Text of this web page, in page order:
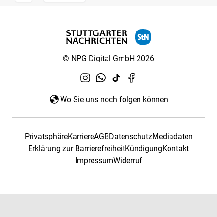
© NPG Digital GmbH 2026
Wo Sie uns noch folgen können
PrivatsphäreKarriereAGBDatenschutzMediadaten
Erklärung zur BarrierefreiheitKündigungKontakt
ImpressumWiderruf